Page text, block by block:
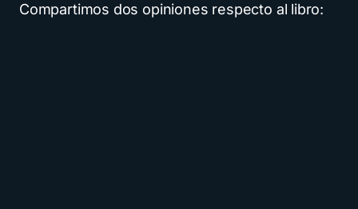
Compartimos dos opiniones respecto al libro: